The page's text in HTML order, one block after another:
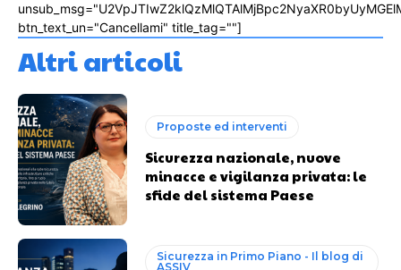
btn_text_un="Cancellami" title_tag=""]
Altri articoli
Proposte ed interventi
Sicurezza nazionale, nuove
minacce e vigilanza privata: le
sfide del sistema Paese
Sicurezza in Primo Piano - Il blog di
ASSIV